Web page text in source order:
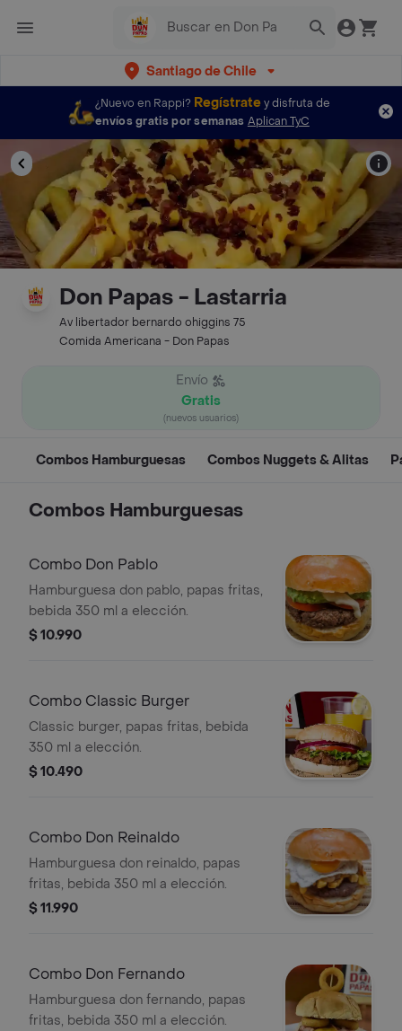
Santiago de Chile
¿Nuevo en Rappi? Regístratey disfruta de
envíos gratis por semanas Aplican TyC
Don Papas - Lastarria
Av libertador bernardo ohiggins 75
Comida Americana - Don Papas
Envío
Gratis
(nuevos usuarios)
Combos Hamburguesas Combos Nuggets & Alitas
Combos Hamburguesas
Combo Don Pablo
Hamburguesa don pablo, papas fritas,
bebida 350 ml a elección.
$ 10.990
Combo Classic Burger
Classic burger, papas fritas, bebida
350 ml a elección.
$ 10.490
Combo Don Reinaldo
Hamburguesa don reinaldo, papas
fritas, bebida 350 ml a elección.
$ 11.990
Combo Don Fernando
Hamburguesa don fernando, papas
fritas, bebida 350 ml a elección.